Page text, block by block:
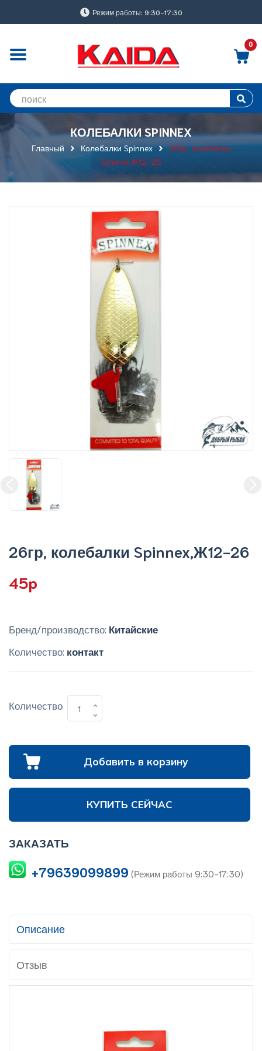
Режим работы: 9:30-17:30
0
КОЛЕБАЛКИ SPINNEX
Главный Колебалки Spinnex
26гр, колебалки
Spinnex,Ж12-26
26гр, колебалки Spinnex,Ж12-26
45p
Бренд/производство: Китайские
Количество: контакт
Количество
Добавить в корзину
КУПИТЬ СЕЙЧАС
ЗАКАЗАТЬ
+79639099899 (Режим работы 9:30-17:30)
Описание
Отзыв